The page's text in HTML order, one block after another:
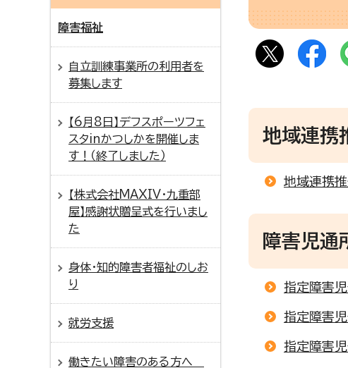
地域連携
地域連携
障害児通
指定障害
指定障害
指定障害児
障害福祉
自立訓練事業所の利用者を
募集します
【6月8日】デフスポーツフェ
スタinかつしかを開催しま
す！（終了しました）
【株式会社MAXIV・九重部
屋】感謝状贈呈式を行いまし
た
身体・知的障害者福祉のしお
り
就労支援
働きたい障害のある方へ